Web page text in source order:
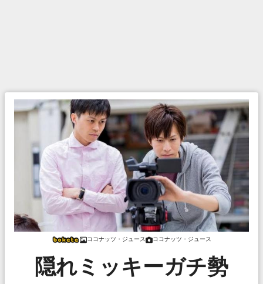
ココナッツ・ジュース ココナッツ・ジュース
隠れミッキーガチ勢